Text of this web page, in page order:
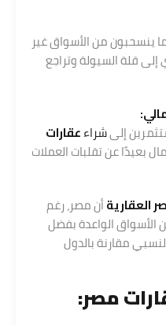
ينسحبون من الأسواق غير
قلة السيولة وتراجع
إلىشراءعقارات
بعيدًا عن تقلبات العملات
العقاريةأن مصر، رغم
من الأسواق الواعدة بفضل
مقارنة بالدول
مصر: